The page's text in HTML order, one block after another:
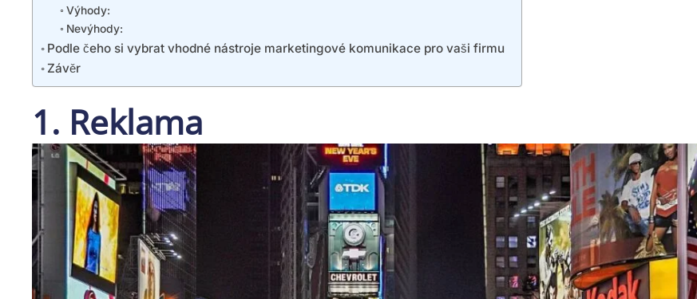
Výhody:
Nevýhody:
Podle čeho si vybrat vhodné nástroje marketingové komunikace pro vaši firmu
Závěr
1. Reklama